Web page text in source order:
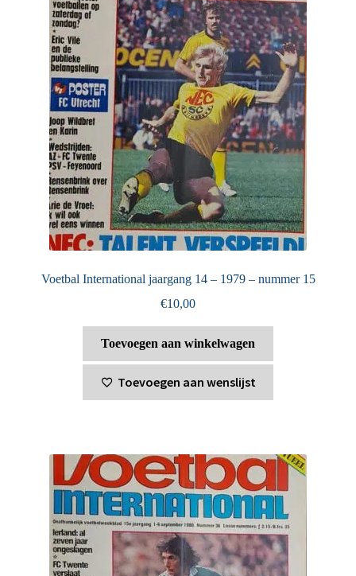
Puntertjes
Contact
Voetbal International jaargang 14 – 1979 – nummer 15
€10,00
Toevoegen aan winkelwagen
Toevoegen aan wenslijst